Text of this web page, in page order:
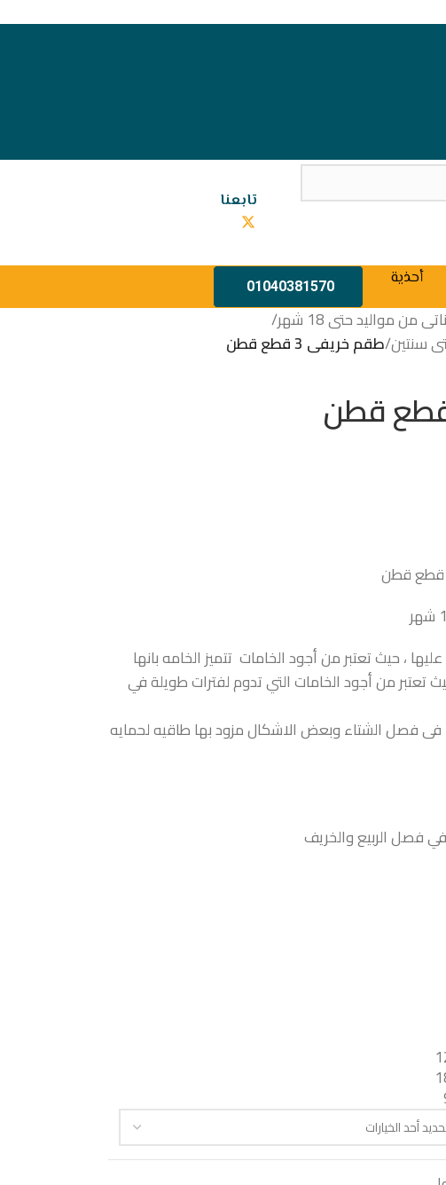
تابعنا
أحذية 01040381570
من مواليد حتى 18 شهر
/
سنتين/طقم خريفى 3 قطع قطن
، حيث تعتبر من أجود الخامات تتميز الخامه بانها
تعتبر من أجود الخامات التي تدوم لفترات طويلة في
فصل الشتاء وبعض الاشكال مزود بها طاقيه لحمايه
في فصل الربيع والخريف